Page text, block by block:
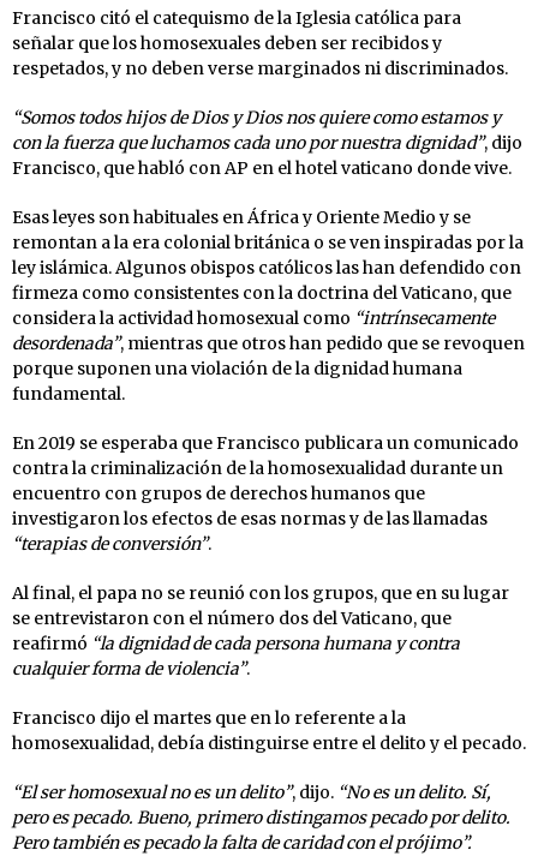
Francisco citó el catequismo de la Iglesia católica para
señalar que los homosexuales deben ser recibidos y
respetados, y no deben verse marginados ni discriminados.
“Somos todos hijos de Dios y Dios nos quiere como estamos y
con la fuerza que luchamos cada uno por nuestra dignidad”, dijo
Francisco, que habló con AP en el hotel vaticano donde vive.
Esas leyes son habituales en África y Oriente Medio y se
remontan a la era colonial británica o se ven inspiradas por la
ley islámica. Algunos obispos católicos las han defendido con
firmeza como consistentes con la doctrina del Vaticano, que
considera la actividad homosexual como “intrínsecamente
desordenada”, mientras que otros han pedido que se revoquen
porque suponen una violación de la dignidad humana
fundamental.
En 2019 se esperaba que Francisco publicara un comunicado
contra la criminalización de la homosexualidad durante un
encuentro con grupos de derechos humanos que
investigaron los efectos de esas normas y de las llamadas
“terapias de conversión”.
Al final, el papa no se reunió con los grupos, que en su lugar
se entrevistaron con el número dos del Vaticano, que
reafirmó “la dignidad de cada persona humana y contra
cualquier forma de violencia”.
Francisco dijo el martes que en lo referente a la
homosexualidad, debía distinguirse entre el delito y el pecado.
“El ser homosexual no es un delito”, dijo. “No es un delito. Sí,
pero es pecado. Bueno, primero distingamos pecado por delito.
Pero también es pecado la falta de caridad con el prójimo”.